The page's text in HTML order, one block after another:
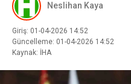
Neslihan Kaya
Giriş: 01-04-2026 14:52
Güncelleme: 01-04-2026 14:52
Kaynak: İHA